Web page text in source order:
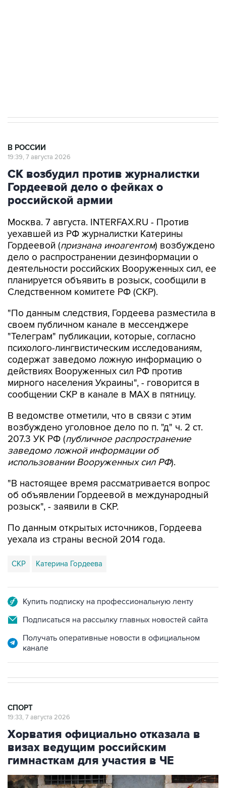
СК возбудил против журналистки
Гордеевой дело о фейках о
российской армии
Москва. 7 августа. INTERFAX.RU - Против
Гордеевой (признана иноагентом ) возбуждено
дело о распространении дезинформации о
деятельности российских Вооруженных сил, ее
планируется объявить в розыск, сообщили в
Следственном комитете РФ (СКР).
"По данным следствия, Гордеева разместила в
"Телеграм" публикации, которые, согласно
психолого-лингвистическим исследованиям,
содержат заведомо ложную информацию о
действиях Вооруженных сил РФ против
мирного населения Украины", - говорится в
сообщении СКР в канале в MAX в пятницу.
В ведомстве отметили, что в связи с этим
207.3 УК РФ ( публичное распространение
заведомо ложной информации об
использовании Вооруженных сил РФ).
"В настоящее время рассматривается вопрос
розыск", - заявили в СКР.
По данным открытых источников, Гордеева
СКР Катерина Гордеева
Подписаться на рассылку главных новостей сайта
Получать оперативные новости в официальном
Хорватия официально отказала в
визах ведущим российским
гимнасткам для участия в ЧЕ